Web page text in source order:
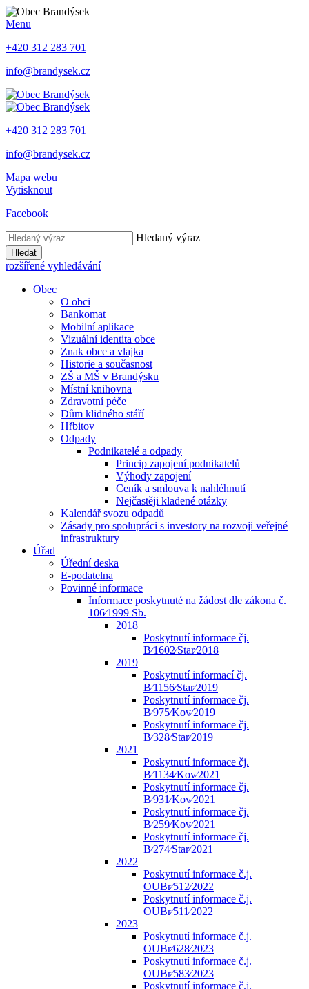
Menu
+420 312 283 701
info@brandysek.cz
+420 312 283 701
info@brandysek.cz
Mapa webu
Vytisknout
Facebook
Hledaný výraz
Hledat
rozšířené vyhledávání
Obec
O obci
Bankomat
Mobilní aplikace
Vizuální identita obce
Znak obce a vlajka
Historie a současnost
ZŠ a MŠ v Brandýsku
Místní knihovna
Zdravotní péče
Dům klidného stáří
Hřbitov
Odpady
Podnikatelé a odpady
Princip zapojení podnikatelů
Výhody zapojení
Ceník a smlouva k nahléhnutí
Nejčastěji kladené otázky
Kalendář svozu odpadů
Zásady pro spolupráci s investory na rozvoji veřejné
infrastruktury
Úřad
Úřední deska
E-podatelna
Povinné informace
Informace poskytnuté na žádost dle zákona č.
106⁄1999 Sb.
2018
Poskytnutí informace čj.
B⁄1602⁄Star⁄2018
2019
Poskytnutí informací čj.
B⁄1156⁄Star⁄2019
Poskytnutí informace čj.
B⁄975⁄Kov⁄2019
Poskytnutí informace čj.
B⁄328⁄Star⁄2019
2021
Poskytnutí informace čj.
B⁄1134⁄Kov⁄2021
Poskytnutí informace čj.
B⁄931⁄Kov⁄2021
Poskytnutí informace čj.
B⁄259⁄Kov⁄2021
Poskytnutí informace čj.
B⁄274⁄Star⁄2021
2022
Poskytnutí informace č.j.
OUBr⁄512⁄2022
Poskytnutí informace č.j.
OUBr⁄511⁄2022
2023
Poskytnutí informace č.j.
OUBr⁄628⁄2023
Poskytnutí informace č.j.
OUBr⁄583⁄2023
Poskytnutí informace č.j.